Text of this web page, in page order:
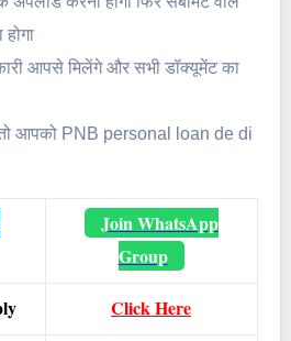
आपसे मिलेंगे और सभी डॉक्यूमेंट का
आपको PNB personal loan de di
Join WhatsApp
Group
Click Here